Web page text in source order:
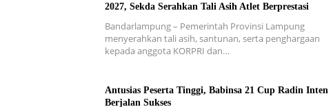
2027, Sekda Serahkan Tali Asih Atlet Berprestasi
Bandarlampung – Pemerintah Provinsi Lampung
menyerahkan tali asih, santunan, serta penghargaan
kepada anggota KORPRI dan…
Antusias Peserta Tinggi, Babinsa 21 Cup Radin Inten
Berjalan Sukses